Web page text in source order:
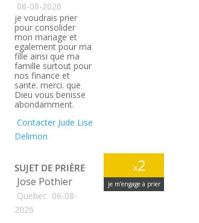
08-08-2026
je voudrais prier
pour consolider
mon mariage et
egalement pour ma
fille ainsi que ma
famille surtout pour
nos finance et
sante. merci. que
Dieu vous benisse
abondamment.
Contacter Jude Lise
Delimon
x2
je m’engage à prier
SUJET DE PRIÈRE
Jose Pothier
Quebec 06-08-
2026